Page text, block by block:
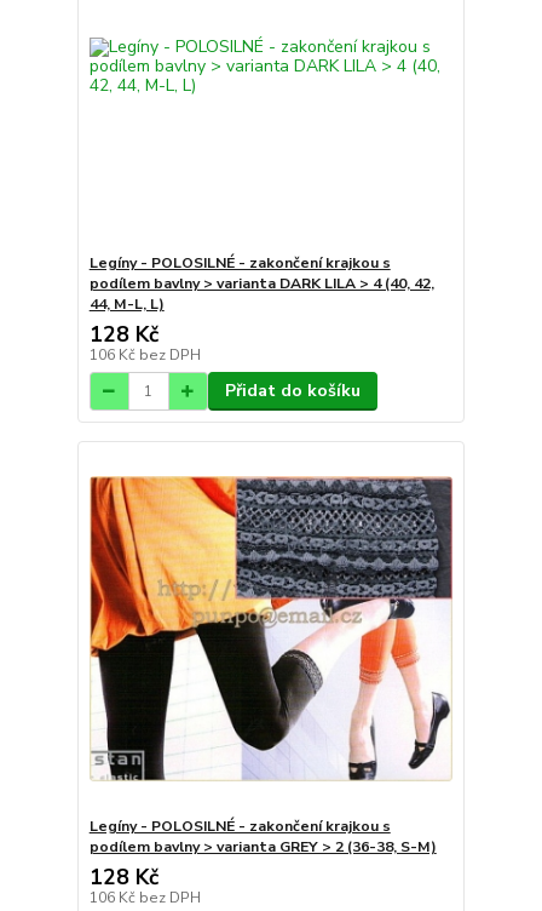
Legíny - POLOSILNÉ - zakončení krajkou s
podílem bavlny > varianta DARK LILA > 4 (40, 42,
44, M-L, L)
128 Kč
106 Kč bez DPH
Přidat do košíku
Legíny - POLOSILNÉ - zakončení krajkou s
podílem bavlny > varianta GREY > 2 (36-38, S-M)
128 Kč
106 Kč bez DPH